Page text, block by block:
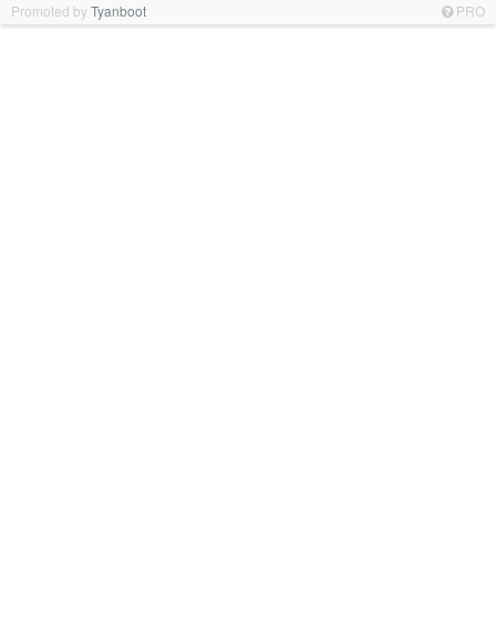
Promoted byTyanboot PRO